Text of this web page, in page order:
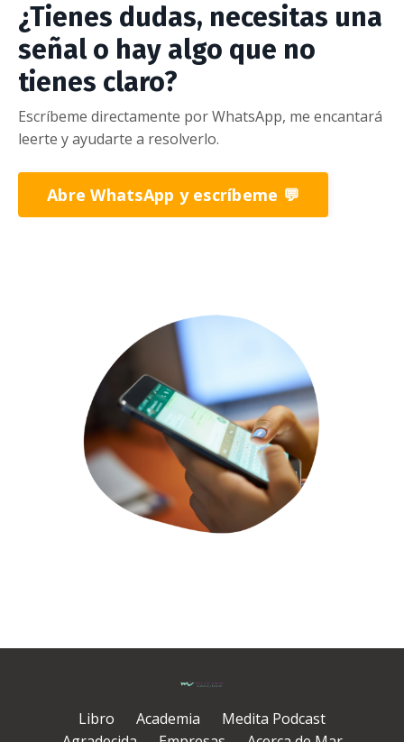
¿Tienes dudas, necesitas una
señal o hay algo que no
tienes claro?
Escríbeme directamente por WhatsApp, me encantará
leerte y ayudarte a resolverlo.
Abre WhatsApp y escríbeme 💬
Libro Academia
Medita Podcast